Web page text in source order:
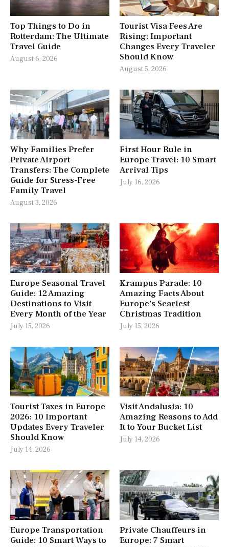
Top Things to Do in
Rotterdam: The Ultimate
Travel Guide
August 6, 2026
Tourist Visa Fees Are
Rising: Important
Changes Every Traveler
Should Know
August 5, 2026
Why Families Prefer
Private Airport
Transfers: The Complete
Guide for Stress-Free
Family Travel
August 3, 2026
First Hour Rule in
Europe Travel: 10 Smart
Arrival Tips
July 16, 2026
Europe Seasonal Travel
Guide: 12 Amazing
Destinations to Visit
Every Month of the Year
July 15, 2026
Krampus Parade: 10
Amazing Facts About
Europe’s Scariest
Christmas Tradition
July 15, 2026
Tourist Taxes in Europe
2026: 10 Important
Updates Every Traveler
Should Know
July 14, 2026
Visit Andalusia: 10
Amazing Reasons to Add
It to Your Bucket List
July 14, 2026
Europe Transportation
Guide: 10 Smart Ways to
Private Chauffeurs in
Europe: 7 Smart